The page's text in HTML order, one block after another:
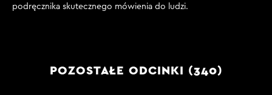
podręcznika skutecznego mówienia do ludzi.
POZOSTAŁE ODCINKI (340)